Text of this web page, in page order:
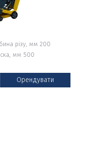
різу, мм 200
мм 500
Орендувати